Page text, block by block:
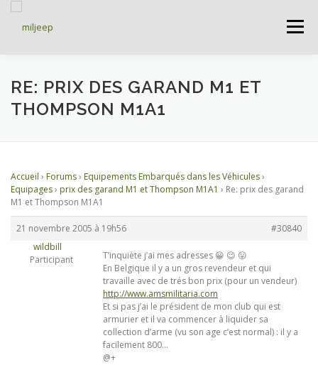
Menu
ACCUEIL ARTICLES PETITES ANNONCES
DOCUMENTATIONS FORUMS S’INSCRIRE
CONNEXION
RE: PRIX DES GARAND M1 ET
THOMPSON M1A1
Accueil › Forums› Equipements Embarqués dans les Véhicules›
Equipages› prix des garand M1 et Thompson M1A1 › Re: prix des garand
M1 et Thompson M1A1
21 novembre 2005 à 19h56
#30840
wildbill
Participant
T’inquiète j’ai mes adresses 😀 😉 😛
En Belgique il y a un gros revendeur et qui
travaille avec de trés bon prix (pour un vendeur)
http://www.amsmilitaria.com
Et si pas j’ai le président de mon club qui est
armurier et il va commencer à liquider sa
collection d’arme (vu son age c’est normal) : il y a
facilement 800…
@+